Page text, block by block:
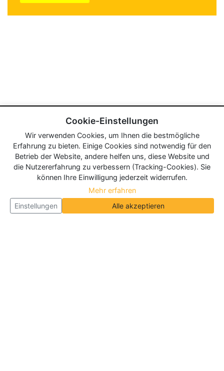
Cookie-Einstellungen
Wir verwenden Cookies, um Ihnen die bestmögliche
Erfahrung zu bieten. Einige Cookies sind notwendig für den
Betrieb der Website, andere helfen uns, diese Website und
die Nutzererfahrung zu verbessern (Tracking-Cookies). Sie
können Ihre Einwilligung jederzeit widerrufen.
Mehr erfahren
Einstellungen
Alle akzeptieren